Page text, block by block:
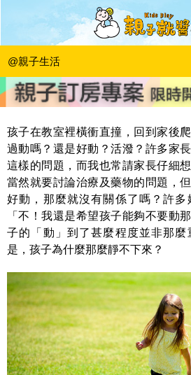
@親子生活
跟著阿鎧老師邊學邊玩
庭感覺的來源
張旭鎧兒童職能治療師|2016-03-06
孩子在教室裡橫衝直撞，回到家後
過動嗎？還是好動？活潑？許多家
這樣的問題，而我也常請家長仔細
當然就要討論治療及藥物的問題，
好動，那麼就沒有關係了嗎？許
「不！我還是希望孩子能夠不要動
子的「動」到了甚麼程度並非那麼
是，孩子為什麼那麼靜不下來？